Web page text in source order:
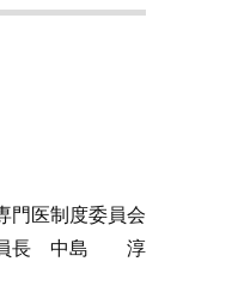
門医制度委員会
長 中島 淳